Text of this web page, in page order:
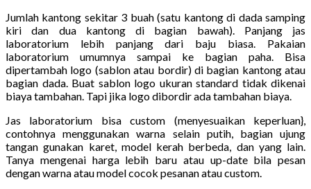
Jumlah kantong sekitar 3 buah (satu kantong di dada samping
kiri dan dua kantong di bagian bawah). Panjang jas
laboratorium lebih panjang dari baju biasa. Pakaian
laboratorium umumnya sampai ke bagian paha. Bisa
dipertambah logo (sablon atau bordir) di bagian kantong atau
bagian dada. Buat sablon logo ukuran standard tidak dikenai
biaya tambahan. Tapi jika logo dibordir ada tambahan biaya.
Jas laboratorium bisa custom (menyesuaikan keperluan},
contohnya menggunakan warna selain putih, bagian ujung
tangan gunakan karet, model kerah berbeda, dan yang lain.
Tanya mengenai harga lebih baru atau up-date bila pesan
dengan warna atau model cocok pesanan atau custom.